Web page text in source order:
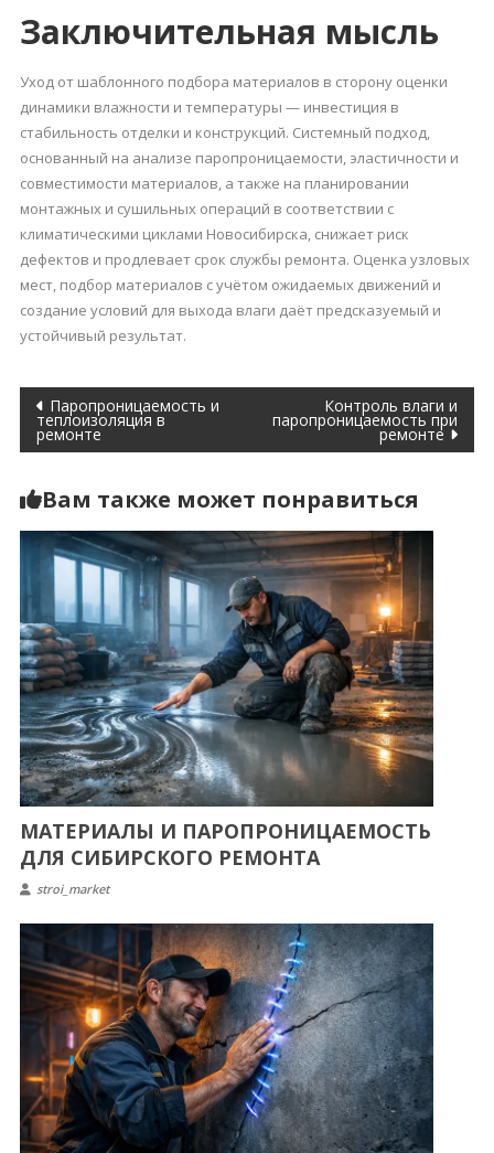
Заключительная мысль
Уход от шаблонного подбора материалов в сторону оценки
динамики влажности и температуры — инвестиция в
стабильность отделки и конструкций. Системный подход,
основанный на анализе паропроницаемости, эластичности и
совместимости материалов, а также на планировании
монтажных и сушильных операций в соответствии с
климатическими циклами Новосибирска, снижает риск
дефектов и продлевает срок службы ремонта. Оценка узловых
мест, подбор материалов с учётом ожидаемых движений и
создание условий для выхода влаги даёт предсказуемый и
устойчивый результат.
Навигация
по
записям
Паропроницаемость и
теплоизоляция в
ремонте
Контроль влаги и
паропроницаемость при
ремонте
Вам также может понравиться
МАТЕРИАЛЫ И ПАРОПРОНИЦАЕМОСТЬ
ДЛЯ СИБИРСКОГО РЕМОНТА
stroi_market